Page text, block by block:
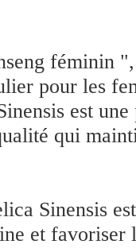
féminin
pour les
est une
qui
Sinensis
et favoriser